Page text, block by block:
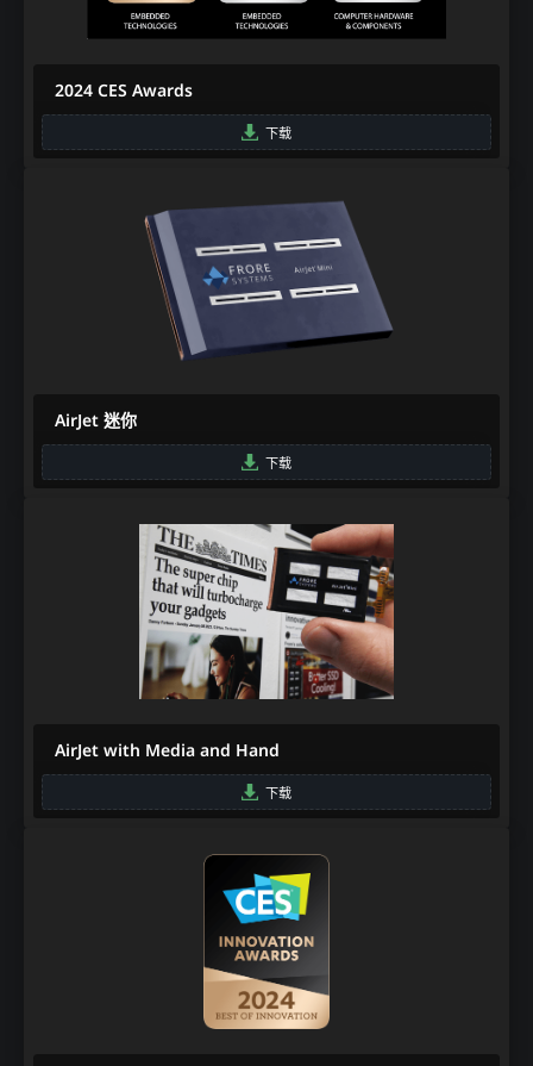
2024 CES Awards
下载
AirJet 迷你​
下载
AirJet with Media and Hand
下载